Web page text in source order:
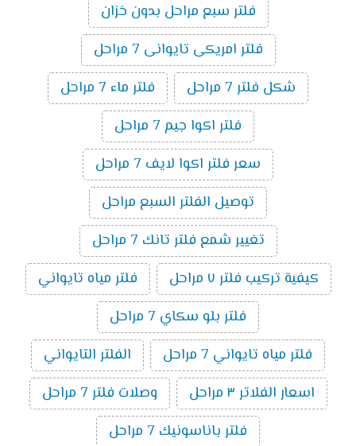
فلتر سبع مراحل بدون خزان
فلتر امريكى تايوانى 7 مراحل
شكل فلتر 7 مراحل
فلتر ماء 7 مراحل
فلتر اكوا جيم 7 مراحل
سعر فلتر اكوا لايف 7 مراحل
توصيل الفلتر السبع مراحل
تغيير شمع فلتر تانك 7 مراحل
كيفية تركيب فلتر ٧ مراحل
فلتر مياه تايواني
فلتر بلو سكاي 7 مراحل
فلتر مياه تايواني 7 مراحل
الفلتر التايواني
اسعار الفلاتر ٣ مراحل
وصلات فلتر 7 مراحل
فلتر باناسونيك 7 مراحل